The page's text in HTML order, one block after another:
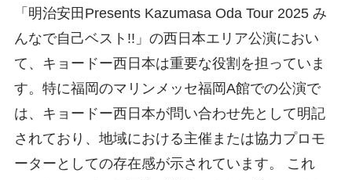
「明治安田Presents Kazumasa Oda Tour 2025 み
んなで自己ベスト!!」の西日本エリア公演におい
て、キョードー西日本は重要な役割を担っていま
す。特に福岡のマリンメッセ福岡A館での公演で
は、キョードー西日本が問い合わせ先として明記
されており、地域における主催または協力プロモ
ーターとしての存在感が示されています。 これ